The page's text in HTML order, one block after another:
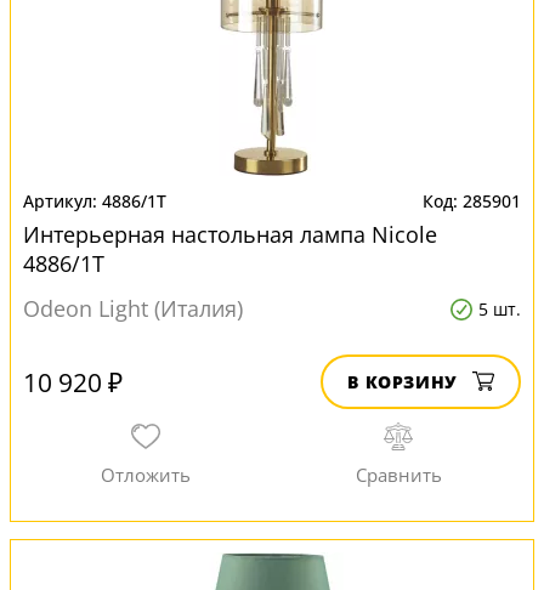
4886/1T 285901
Интерьерная настольная лампа Nicole
4886/1T
Odeon Light (Италия)
5 шт.
10 920 ₽ В КОРЗИНУ